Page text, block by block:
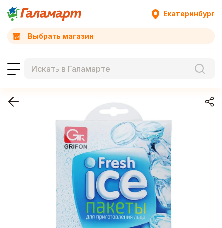
Екатеринбург
Выбрать магазин